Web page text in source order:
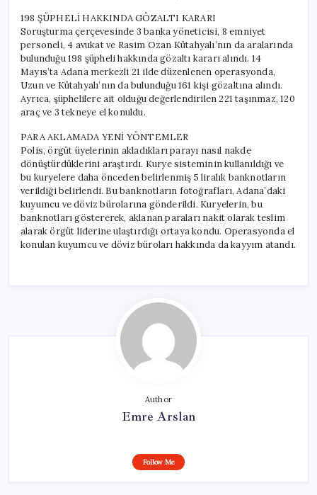
198 ŞÜPHELİ HAKKINDA GÖZALTI KARARI
Soruşturma çerçevesinde 3 banka yöneticisi, 8 emniyet
personeli, 4 avukat ve Rasim Ozan Kütahyalı’nın da aralarında
bulunduğu 198 şüpheli hakkında gözaltı kararı alındı. 14
Mayıs’ta Adana merkezli 21 ilde düzenlenen operasyonda,
Uzun ve Kütahyalı’nın da bulunduğu 161 kişi gözaltına alındı.
Ayrıca, şüphelilere ait olduğu değerlendirilen 221 taşınmaz, 120
araç ve 3 tekneye el konuldu.
PARA AKLAMADA YENİ YÖNTEMLER
Polis, örgüt üyelerinin akladıkları parayı nasıl nakde
dönüştürdüklerini araştırdı. Kurye sisteminin kullanıldığı ve
bu kuryelere daha önceden belirlenmiş 5 liralık banknotların
verildiği belirlendi. Bu banknotların fotoğrafları, Adana’daki
kuyumcu ve döviz bürolarına gönderildi. Kuryelerin, bu
banknotları göstererek, aklanan paraları nakit olarak teslim
alarak örgüt liderine ulaştırdığı ortaya kondu. Operasyonda el
konulan kuyumcu ve döviz büroları hakkında da kayyım atandı.
Author
Emre Arslan
Follow Me